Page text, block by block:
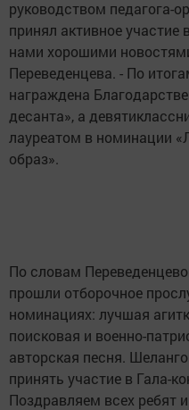
руководством педагога-
принял активное участие
нами хорошими
Переведенцева. - По
награждена
десанта», а
лауреатом в номинации
образ».
По словам
прошли отборочное
номинациях: лучшая
поисковая и военно-
авторская песня.
принять участие в Гала-
Поздравляем всех ребят